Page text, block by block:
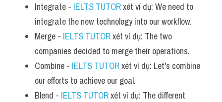
Integrate - IELTS TUTOR xét ví dụ: We need to
integrate the new technology into our workflow.
Merge - IELTS TUTOR xét ví dụ: The two
companies decided to merge their operations.
Combine - IELTS TUTOR xét ví dụ: Let's combine
our efforts to achieve our goal.
Blend - IELTS TUTOR xét ví dụ: The different